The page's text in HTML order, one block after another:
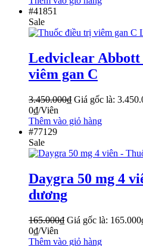
#41851
Sale
Ledviclear Abbott
viêm gan C
3.450.000₫ Giá gốc là:
0₫/Viên
Thêm vào giỏ hàng
#77129
Sale
Daygra 50 mg 4
dương
165.000₫ Giá gốc là:
0₫/Viên
Thêm vào giỏ hàng